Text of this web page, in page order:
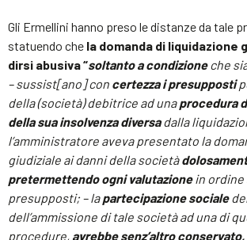
Gli Ermellini hanno preso le distanze da tale
statuendo che la domanda di liquidazione
dirsi abusiva “soltanto a condizioneche
– sussist[ano] con certezza i presupposti
della (società) debitrice ad unaprocedura
della sua insolvenza diversadalla
l’amministratore aveva presentato la
giudiziale ai danni della società
pretermettendo ogni valutazionein ordine
presupposti; – lapartecipazione sociale
dell’ammissione di tale società ad una di
procedure, avrebbe senz’altro